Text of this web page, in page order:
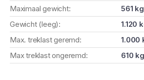
Maximaal gewicht:
561 kg
Gewicht (leeg):
1.120
Max. treklast geremd:
1.000
Max treklast ongeremd:
610 kg